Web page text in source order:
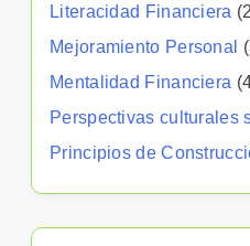
Literacidad Financiera
Mejoramiento Personal
Mentalidad Financiera
Perspectivas culturales
Principios de